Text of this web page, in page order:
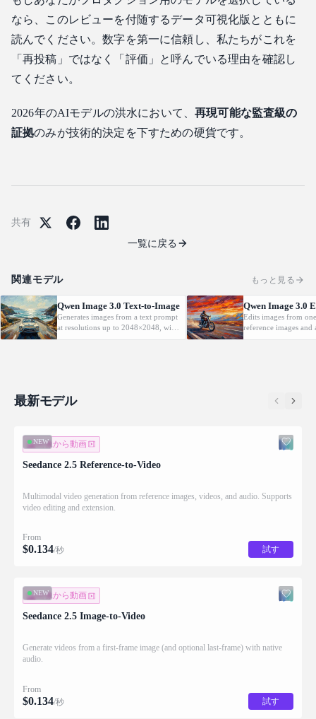
なら、このレビューを付随するデータ可視化版とともに
読んでください。数字を第一に信頼し、私たちがこれを
「再投稿」ではなく「評価」と呼んでいる理由を確認し
てください。
2026年のAIモデルの洪水において、再現可能な監査級の
証拠のみが技術的決定を下すための硬貨です。
共有
一覧に戻る
関連モデル もっと見る
Qwen Image 3.0 Text-to-Image
Generates images from a text prompt
at resolutions up to 2048×2048, with
automatic prompt rewriting and
Qwen Image 3.0
Edits images from
reference images and
language instruction,
最新モデル
NEW
画像から動画
Seedance 2.5 Reference-to-Video
Multimodal video generation from reference images, videos, and audio. Supports
video editing and extension.
From
$0.134/秒 試す
NEW
画像から動画
Seedance 2.5 Image-to-Video
Generate videos from a first-frame image (and optional last-frame) with native
audio.
From
$0.134/秒 試す